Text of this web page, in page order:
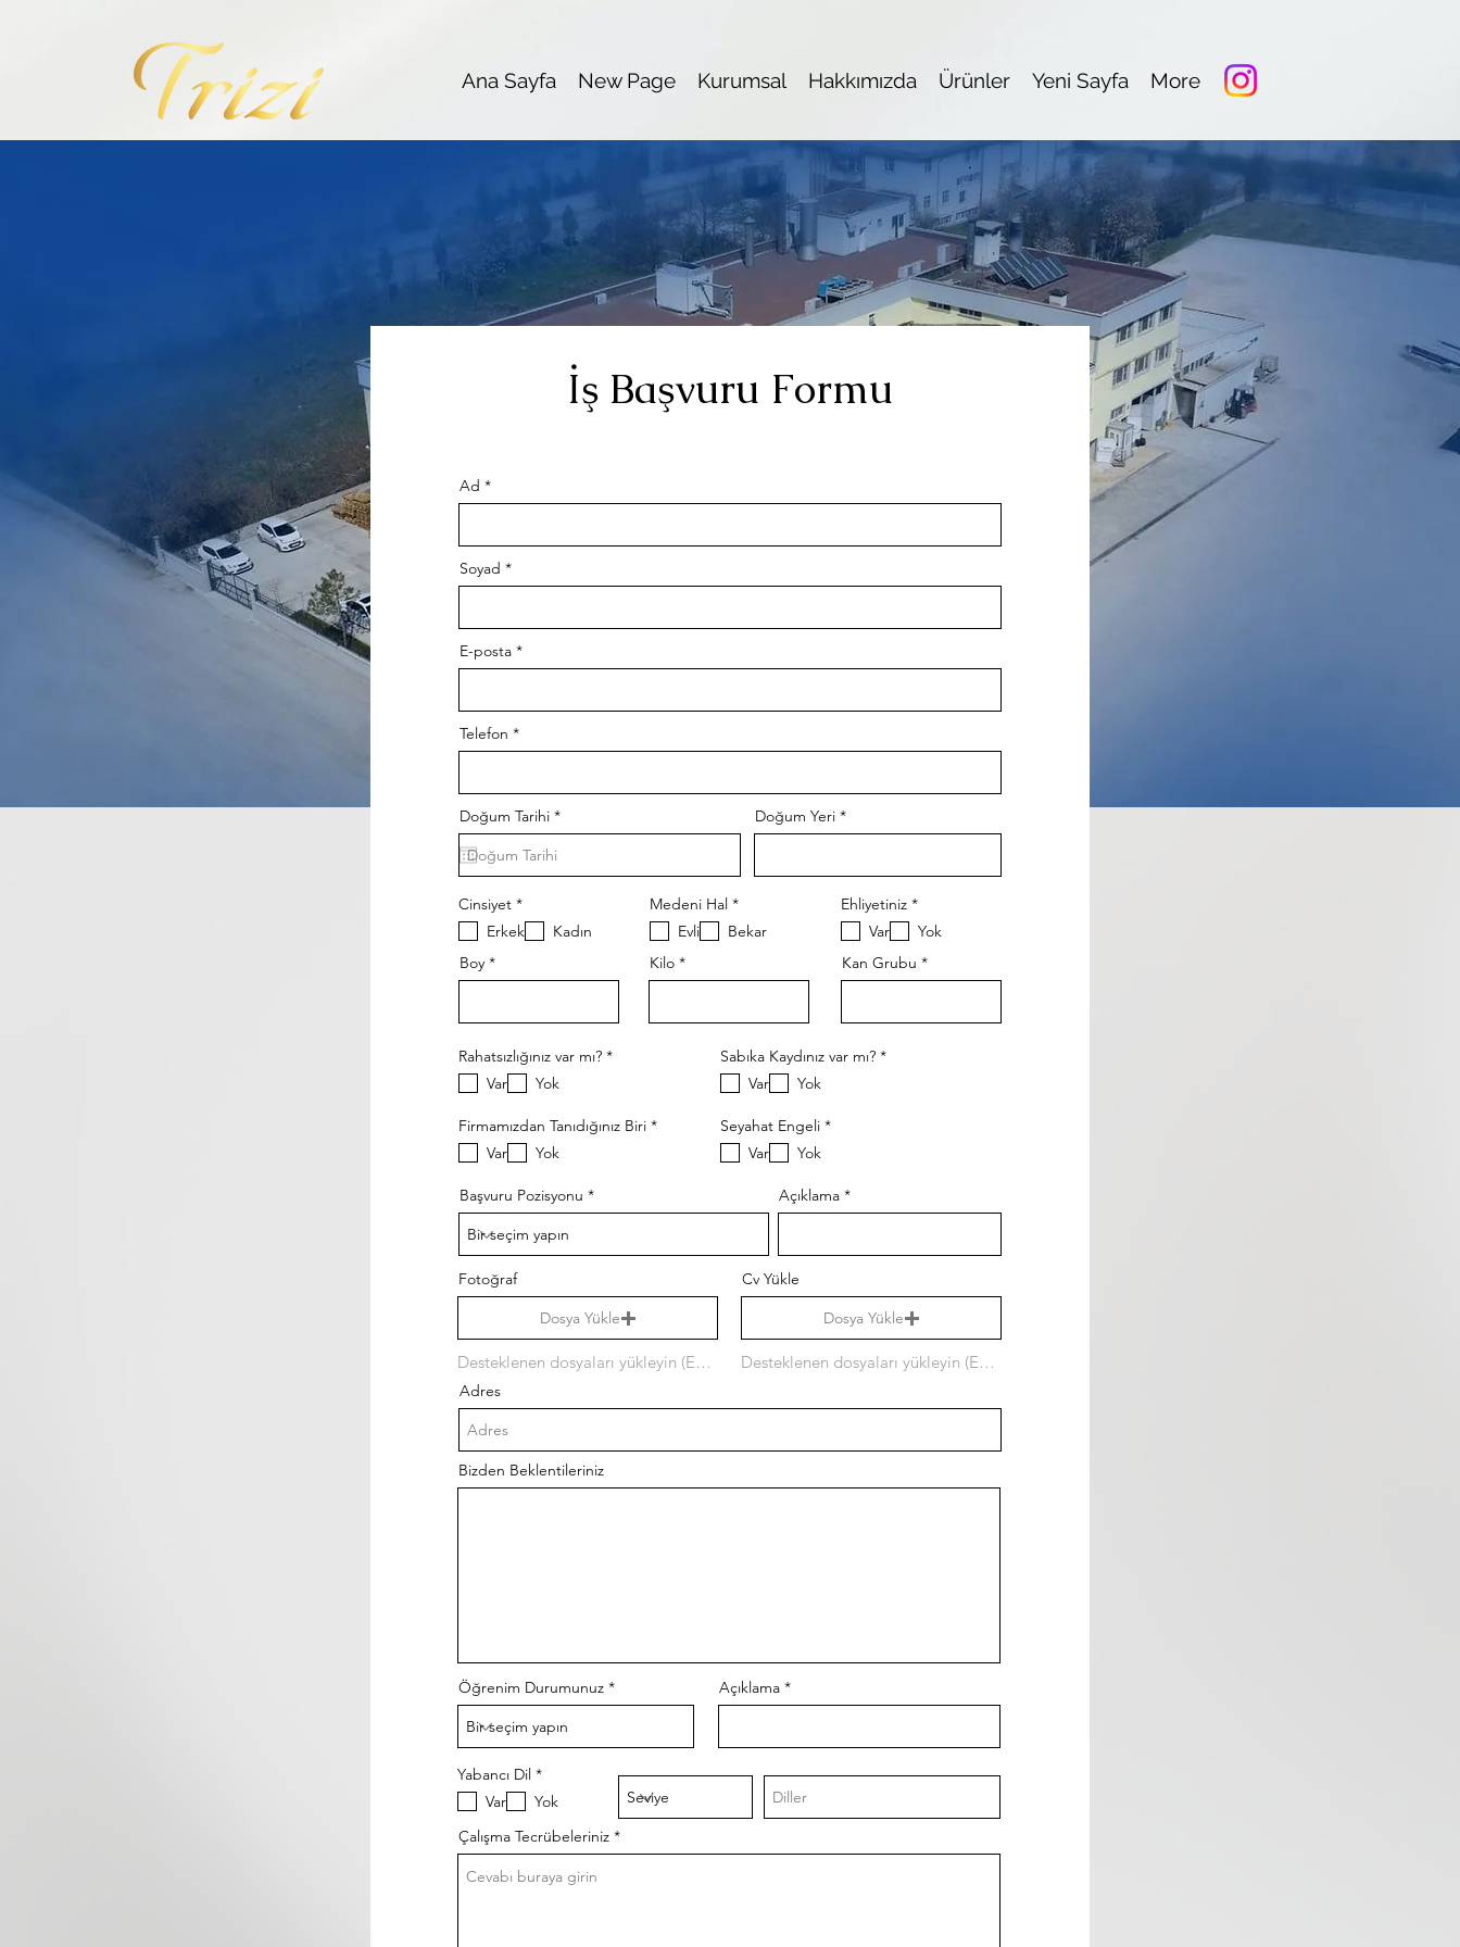
Ana Sayfa New Page Kurumsal Hakkımızda Ürünler Yeni Sayfa More
İş Başvuru Formu
Ad
Soyad
E-posta
Telefon
Doğum Tarihi *r
e
i
d
Doğum Yeri
Cinsiyet *必
須
項
Erkek
Kadın
Boy
Medeni Hal *必
項
Evli
Bekar
Kilo
Ehliyetiniz *必
項
Var
Yok
Kan Grubu
Rahatsızlığınız var mı? *必
Var Yok
Sabıka Kaydınız var mı? *必
Var Yok
Firmamızdan Tanıdığınız Biri *必
Var Yok
Seyahat Engeli *必
Var Yok
Başvuru Pozisyonu Açıklama
Fotoğraf
Dosya Yükle
Desteklenen dosyaları yükleyin (En fazla 15 MB)
Cv Yükle
Dosya Yükle
Desteklenen dosyaları yükleyin (En fazla 15 MB)
Adres
Bizden Beklentileriniz
Öğrenim Durumunuz Açıklama
Yabancı Dil *必
項
Var
Yok
Çalışma Tecrübeleriniz